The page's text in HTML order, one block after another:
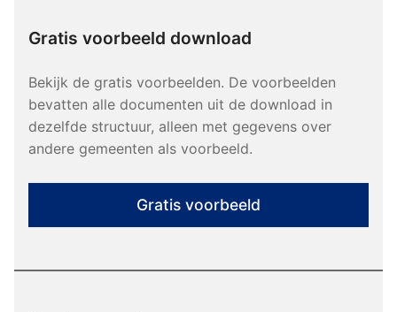
Gratis voorbeeld download
Bekijk de gratis voorbeelden. De voorbeelden
bevatten alle documenten uit de download in
dezelfde structuur, alleen met gegevens over
andere gemeenten als voorbeeld.
Gratis voorbeeld